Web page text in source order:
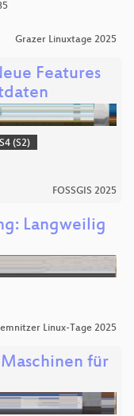
Grazer Linuxtage 2025
Features
(S2)
FOSSGIS 2025
Langweilig
Linux-Tage 2025
für